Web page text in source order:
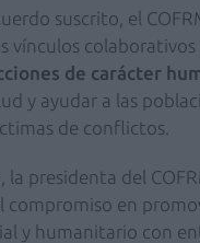
suscrito, el
vínculos colaborativos
de carácter
y ayudar a las
de conflictos.
la presidenta del
compromiso en
y humanitario con